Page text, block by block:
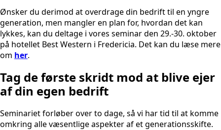
Ønsker du derimod at overdrage din bedrift til en yngre
generation, men mangler en plan for, hvordan det kan
lykkes, kan du deltage i vores seminar den 29.-30. oktober
på hotellet Best Western i Fredericia. Det kan du læse mere
om her.
Tag de første skridt mod at blive ejer
af din egen bedrift
Seminariet forløber over to dage, så vi har tid til at komme
omkring alle væsentlige aspekter af et generationsskifte.